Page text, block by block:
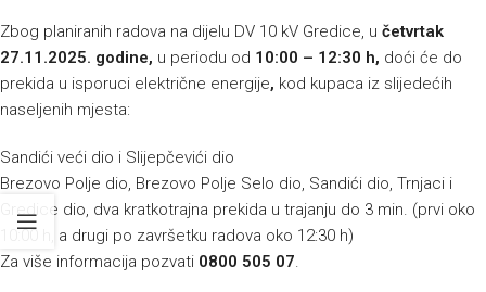
Zbog planiranih radova na dijelu DV 10 kV Gredice, u četvrtak
27.11.2025. godine, u periodu od 10:00 – 12:30 h, doći će do
prekida u isporuci električne energije, kod kupaca iz slijedećih
naseljenih mjesta:
Sandići veći dio i Slijepčevići dio
Brezovo Polje dio, Brezovo Polje Selo dio, Sandići dio, Trnjaci i
Gredice dio, dva kratkotrajna prekida u trajanju do 3 min. (prvi oko
10:00 h, a drugi po završetku radova oko 12:30 h)
Za više informacija pozvati 0800 505 07.